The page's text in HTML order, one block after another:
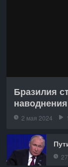
Бразилия
наводнения
2 мая 2024